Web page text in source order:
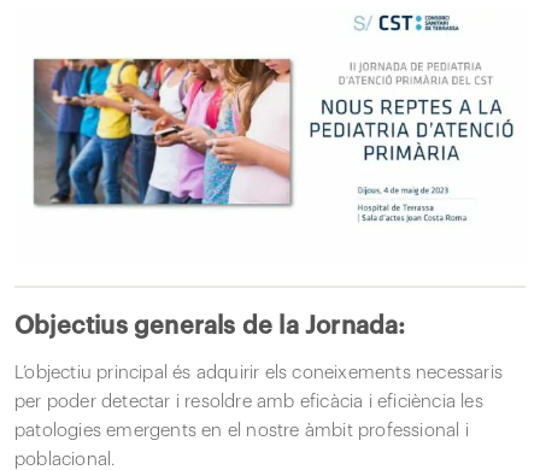
Objectius generals de la Jornada:
L’objectiu principal és adquirir els coneixements necessaris
per poder detectar i resoldre amb eficàcia i eficiència les
patologies emergents en el nostre àmbit professional i
poblacional.